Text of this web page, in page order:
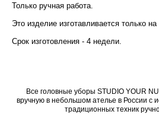
Только ручная работа.
Это изделие изготавливается только на
Срок изготовления - 4 недели.
Все головные уборы STUDIO YOUR
вручную в небольшом ателье в России с
традиционных техник